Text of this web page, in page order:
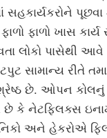
પૂછવા
ફાળો ખાસ
લોકો પાસેથી
સામાન્ય રીતે
છે. ઓપન
કે નેટફ્લિક્સ
અને હેકરોએ